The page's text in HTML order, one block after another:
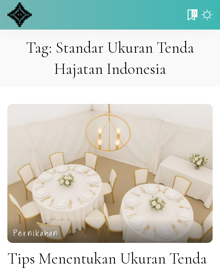
0
Tag: Standar Ukuran Tenda
Hajatan Indonesia
Pernikahan
Tips Menentukan Ukuran Tenda